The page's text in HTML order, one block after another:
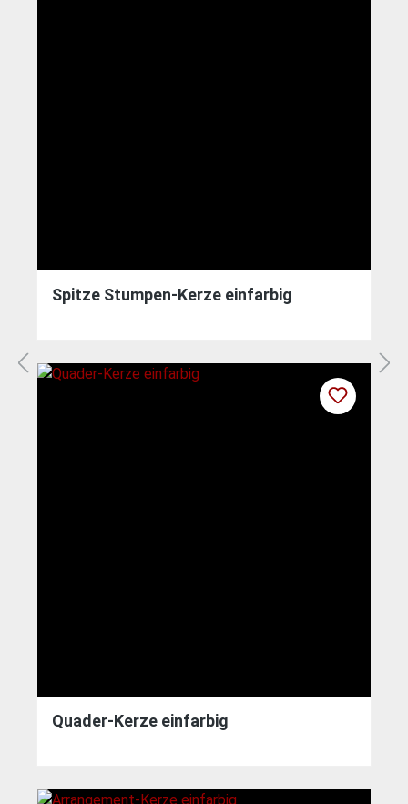
Spitze Stumpen-Kerze einfarbig
Quader-Kerze einfarbig